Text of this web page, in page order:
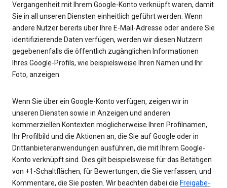
Vergangenheit mit Ihrem Google-Konto verknüpft waren, damit
Sie in all unseren Diensten einheitlich geführt werden. Wenn
andere Nutzer bereits über Ihre E-Mail-Adresse oder andere Sie
identifizierende Daten verfügen, werden wir diesen Nutzern
gegebenenfalls die öffentlich zugänglichen Informationen
Ihres Google-Profils, wie beispielsweise Ihren Namen und Ihr
Foto, anzeigen.
Wenn Sie über ein Google-Konto verfügen, zeigen wir in
unseren Diensten sowie in Anzeigen und anderen
kommerziellen Kontexten möglicherweise Ihren Profilnamen,
Ihr Profilbild und die Aktionen an, die Sie auf Google oder in
Drittanbieteranwendungen ausführen, die mit Ihrem Google-
Konto verknüpft sind. Dies gilt beispielsweise für das Betätigen
von +1-Schaltflächen, für Bewertungen, die Sie verfassen, und
Kommentare, die Sie posten. Wir beachten dabei die Freigabe-